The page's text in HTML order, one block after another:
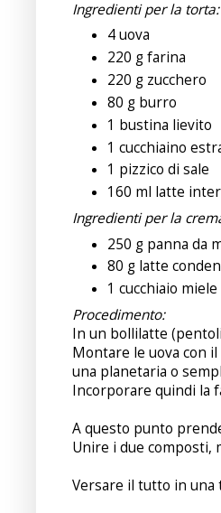
Ingredienti per la torta:
4 uova
220 g farina
220 g zucchero
80 g burro
1 bustina lievito
1 cucchiaino
1 pizzico di sale
160 ml latte
Ingredienti per la
250 g panna da
80 g latte
1 cucchiaio
Procedimento:
In un bollilatte
Montare le uova con
una planetaria o
Incorporare quindi la
A questo punto
Unire i due composti,
Versare il tutto in una